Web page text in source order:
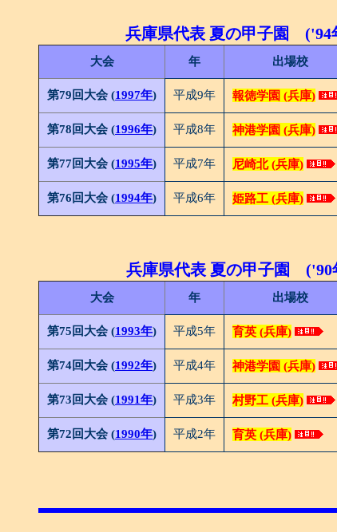
兵庫県代表 夏の甲子園 ('94
大会 年 出場校
第79回大会 (1997年) 平成9年 報徳学園 (兵庫)
第78回大会 (1996年) 平成8年 神港学園 (兵庫)
第77回大会 (1995年) 平成7年 尼崎北 (兵庫)
第76回大会 (1994年) 平成6年 姫路工 (兵庫)
兵庫県代表 夏の甲子園 ('90
大会 年 出場校
第75回大会 (1993年) 平成5年 育英 (兵庫)
第74回大会 (1992年) 平成4年 神港学園 (兵庫)
第73回大会 (1991年) 平成3年 村野工 (兵庫)
第72回大会 (1990年) 平成2年 育英 (兵庫)